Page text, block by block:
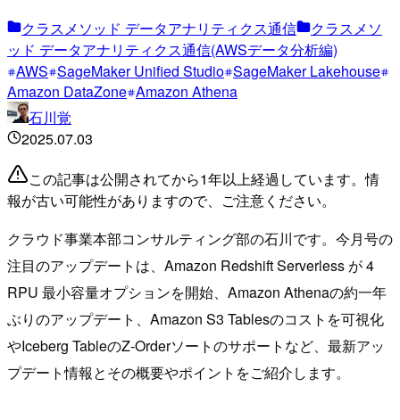
クラスメソッド データアナリティクス通信
クラスメソ
ッド データアナリティクス通信(AWSデータ分析編)
AWS SageMaker Unified Studio SageMaker Lakehouse
Amazon DataZone Amazon Athena
石川覚
2025.07.03
この記事は公開されてから1年以上経過しています。情
報が古い可能性がありますので、ご注意ください。
クラウド事業本部コンサルティング部の石川です。今月号の
注目のアップデートは、Amazon Redshift Serverless が 4
RPU 最小容量オプションを開始、Amazon Athenaの約一年
ぶりのアップデート、Amazon S3 Tablesのコストを可視化
やIceberg TableのZ-Orderソートのサポートなど、最新アッ
プデート情報とその概要やポイントをご紹介します。